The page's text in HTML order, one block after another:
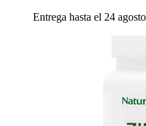
Entrega hasta el 24 agosto